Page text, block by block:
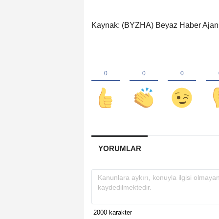
Kaynak: (BYZHA) Beyaz Haber
YORUMLAR